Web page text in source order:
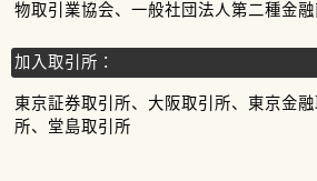
物取引業協会、一般社団法人第二種金
加入取引所：
東京証券取引所、大阪取引所、東京金融
所、堂島取引所